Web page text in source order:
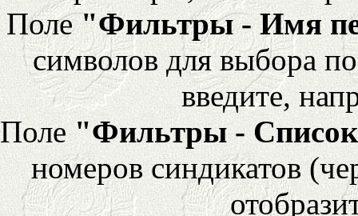
Поле"Фильтры - Имя
символов для выбора
введите,
Поле "Фильтры -
номеров синдикатов